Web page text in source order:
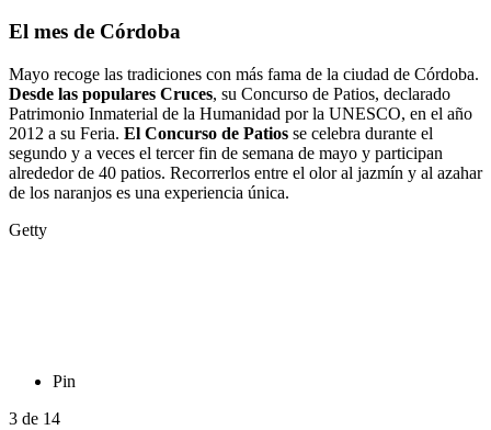
El mes de Córdoba
Mayo recoge las tradiciones con más fama de la ciudad de Córdoba.
Desde las populares Cruces, su Concurso de Patios, declarado
Patrimonio Inmaterial de la Humanidad por la UNESCO, en el año
2012 a su Feria. El Concurso de Patios se celebra durante el
segundo y a veces el tercer fin de semana de mayo y participan
alrededor de 40 patios. Recorrerlos entre el olor al jazmín y al azahar
de los naranjos es una experiencia única.
Getty
Pin
3 de 14